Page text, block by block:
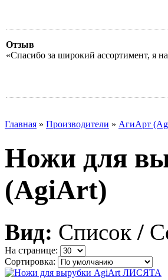
Отзыв
«Спасибо за широкий ассортимент, я
Главная » Производители » АгиАрт
Ножи для
(AgiArt)
Вид: Список /
На странице:
Сортировка: